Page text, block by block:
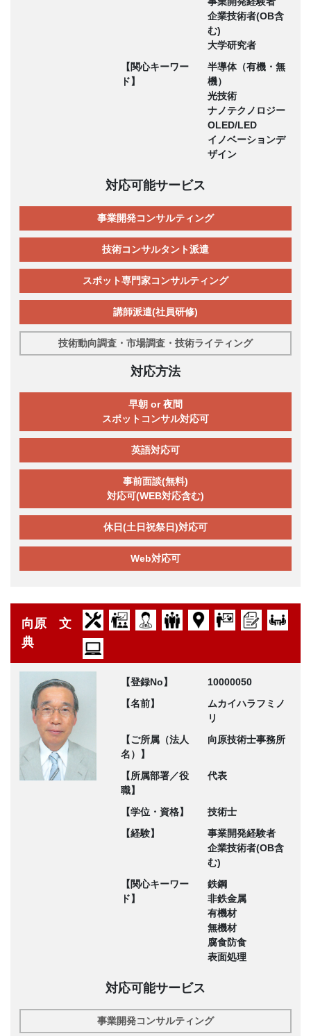
企業技術者(OB含
む)
大学研究者
【関心キーワー
ド】
半導体（有機・無
機）
光技術
ナノテクノロジー
OLED/LED
イノベーションデ
ザイン
対応可能サービス
事業開発コンサルティング
技術コンサルタント派遣
スポット専門家コンサルティング
講師派遣(社員研修)
技術動向調査・市場調査・技術ライティング
対応方法
早朝 or 夜間
スポットコンサル対応可
英語対応可
事前面談(無料)
対応可(WEB対応含む)
休日(土日祝祭日)対応可
Web対応可
向原 文
典
【登録No】
10000050
【名前】
ムカイハラフミノ
リ
【ご所属（法人
名）】
向原技術士事務所
【所属部署／役
職】
代表
【学位・資格】
技術士
【経験】
事業開発経験者
企業技術者(OB含
む)
【関心キーワー
ド】
鉄鋼
非鉄金属
有機材
無機材
腐食防食
表面処理
対応可能サービス
事業開発コンサルティング